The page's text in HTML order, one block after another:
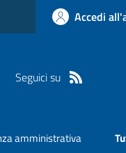
Accedi
Seguici su
amministrativa